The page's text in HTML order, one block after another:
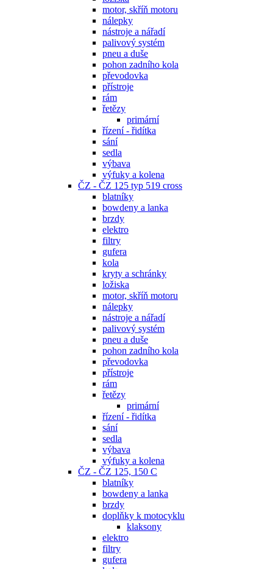
motor, skříň motoru
nálepky
nástroje a nářadí
palivový systém
pneu a duše
pohon zadního kola
převodovka
přístroje
rám
řetězy
primární
řízení - řidítka
sání
sedla
výbava
výfuky a kolena
ČZ - ČZ 125 typ 519 cross
blatníky
bowdeny a lanka
brzdy
elektro
filtry
gufera
kola
kryty a schránky
ložiska
motor, skříň motoru
nálepky
nástroje a nářadí
palivový systém
pneu a duše
pohon zadního kola
převodovka
přístroje
rám
řetězy
primární
řízení - řidítka
sání
sedla
výbava
výfuky a kolena
ČZ - ČZ 125, 150 C
blatníky
bowdeny a lanka
brzdy
doplňky k motocyklu
klaksony
elektro
filtry
gufera